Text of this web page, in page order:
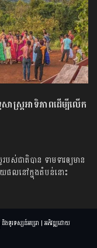
ស្ត្រអាទិភាពដើម្បីលើក
បស់ជាតិបាន ទាមទារឲ្យមាន
ផលនៅក្នុងតំបន់នោះ
ងទូរទស្សន៍អប្សរា | អភិវឌ្ឍដោយ